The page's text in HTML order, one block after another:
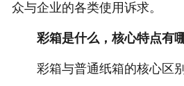
众与企业的各类使用诉求。
彩箱是什么，核心特点有
彩箱与普通纸箱的核心区别